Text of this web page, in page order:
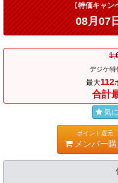
【特価キャン
08月07
デジケ特
最大112
合計
気
ポイント還元
メンバー購